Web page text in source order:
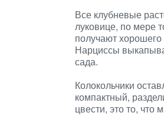
Все клубневые
луковице, по мере
получают
Нарциссы
сада.
Колокольчики
компактный,
цвести, это то, что